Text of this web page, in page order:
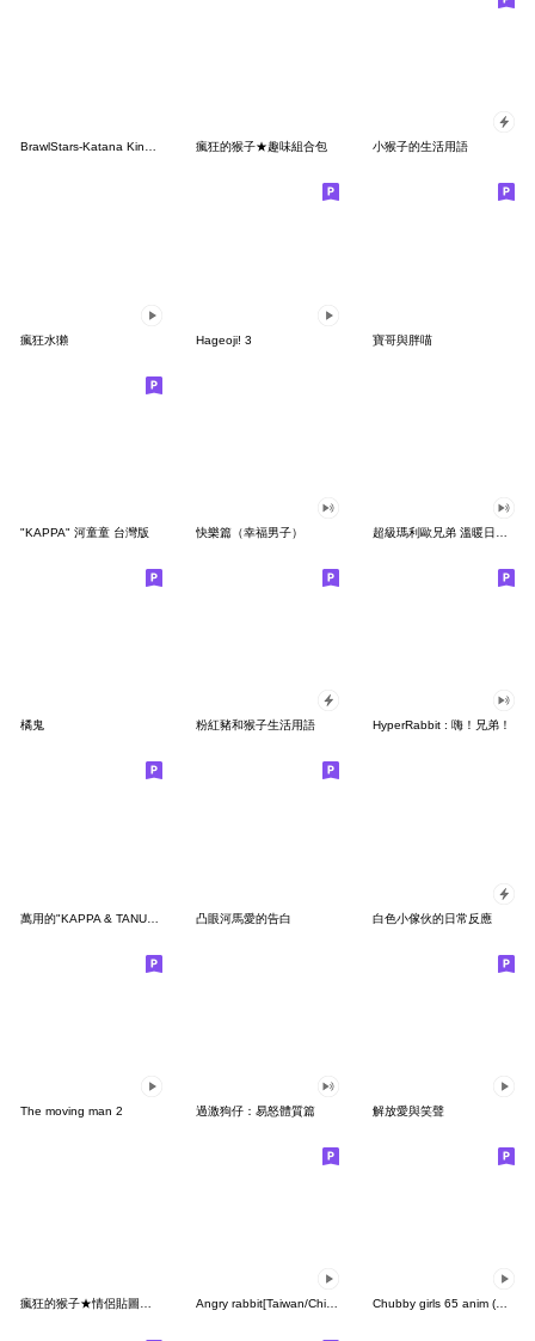
BrawlStars-Katana Kingdom 瘋狂的猴子★趣味組合包 小猴子的生活用語
瘋狂水獺 Hageoji! 3 寶哥與胖喵
"KAPPA" 河童童 台灣版 快樂篇（幸福男子）
橘鬼 粉紅豬和猴子生活用語 HyperRabbit : 嗨！兄弟！
凸眼河馬愛的告白 白色小傢伙的日常反應
The moving man 2 過激狗仔：易怒體質篇 解放愛與笑聲
瘋狂的猴子★情侶貼圖（女生篇） Angry rabbit[Taiwan/China] Chubby girls 65 anim (ENG)